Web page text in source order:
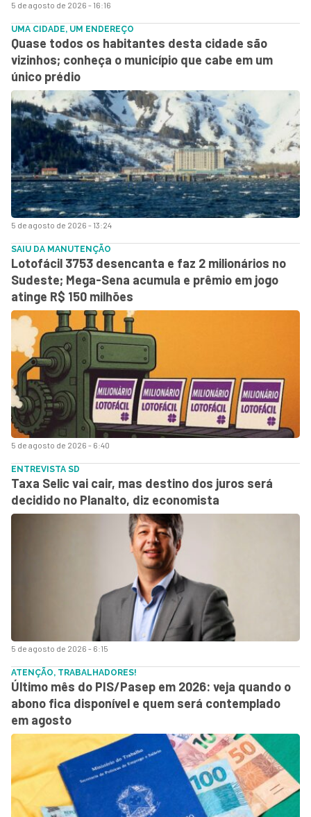
5 de agosto de 2026 - 16:16
5 de agosto de 2026 - 13:24
UMA CIDADE, UM ENDEREÇO
Quase todos os habitantes desta cidade são
vizinhos; conheça o município que cabe em um
único prédio
5 de agosto de 2026 - 6:40
SAIU DA MANUTENÇÃO
Lotofácil 3753 desencanta e faz 2 milionários no
Sudeste; Mega-Sena acumula e prêmio em jogo
atinge R$ 150 milhões
5 de agosto de 2026 - 6:15
ENTREVISTA SD
Taxa Selic vai cair, mas destino dos juros será
decidido no Planalto, diz economista
ATENÇÃO, TRABALHADORES!
Último mês do PIS/Pasep em 2026: veja quando o
abono fica disponível e quem será contemplado
em agosto